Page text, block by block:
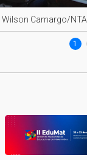
Wilson Camargo/NTAI
1